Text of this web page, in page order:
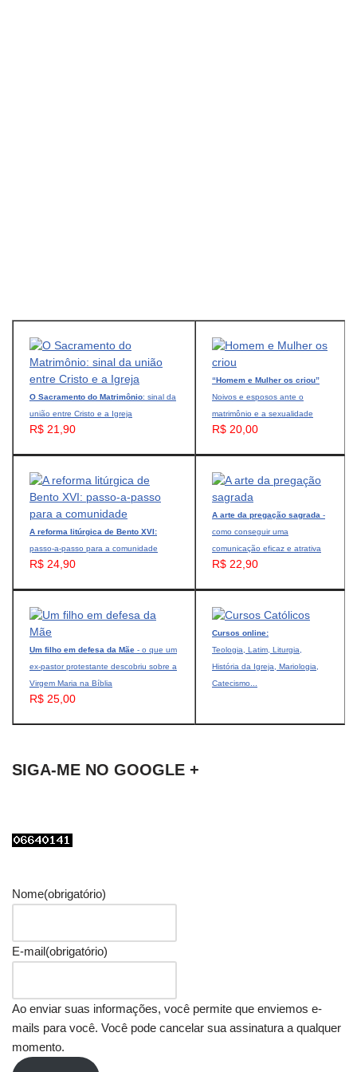
O Sacramento do Matrimônio: sinal da
união entre Cristo e a Igreja
R$ 21,90
“Homem e Mulher os criou”
Noivos e esposos ante o
matrimônio e a sexualidade
R$ 20,00
A reforma litúrgica de Bento XVI:
passo-a-passo para a comunidade
R$ 24,90
A arte da pregação sagrada -
como conseguir uma
comunicação eficaz e atrativa
R$ 22,90
Um filho em defesa da Mãe - o que um
ex-pastor protestante descobriu sobre a
Virgem Maria na Bíblia
R$ 25,00
Cursos online:
Teologia, Latim, Liturgia,
História da Igreja, Mariologia,
Catecismo...
SIGA-ME NO GOOGLE +
Nome(obrigatório)
E-mail(obrigatório)
Ao enviar suas informações, você permite que enviemos e-
mails para você. Você pode cancelar sua assinatura a qualquer
momento.